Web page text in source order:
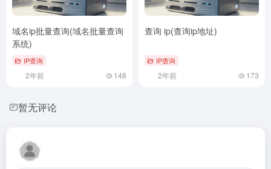
域名ip批量查询(域名批量查询
系统)
IP查询
2年前 148
查询 ip(查询ip地址)
IP查询
2年前 173
暂无评论